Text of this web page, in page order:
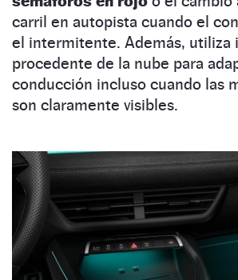
carril en autopista cuando el
el intermitente. Además, utiliza
procedente de la nube para
conducción incluso cuando las
son claramente visibles.